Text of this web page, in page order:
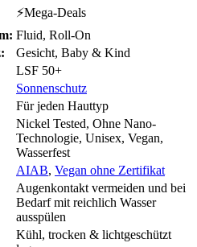
⚡Mega-Deals
Fluid, Roll-On
Gesicht, Baby & Kind
LSF 50+
Sonnenschutz
Für jeden Hauttyp
Nickel Tested, Ohne Nano-
Technologie, Unisex, Vegan,
Wasserfest
AIAB, Vegan ohne Zertifikat
Augenkontakt vermeiden und bei
Bedarf mit reichlich Wasser
ausspülen
Kühl, trocken & lichtgeschützt